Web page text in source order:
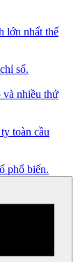
lớn nhất thế
số.
nhiều thứ
toàn cầu
phổ biến.